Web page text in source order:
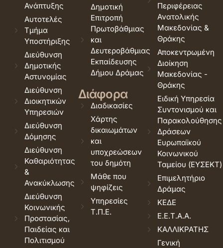
Ανάπτυξης
Αυτοτελές
Τμήμα
Υποστήριξης
Διεύθυνση
Δημοτικής
Αστυνομίας
Διεύθυνση
Διοικητικών
Υπηρεσιών
Διεύθυνση
Δόμησης
Διεύθυνση
Καθαριότητας
&
Ανακύκλωσης
Διεύθυνση
Κοινωνικής
Προστασίας,
Παιδείας και
Πολιτισμού
Δημοτική
Επιτροπή
Πρωτοβάθμιας
και
Δευτεροβάθμιας
Εκπαίδευσης
Δήμου Δράμας
Διάφορα
Διαδικασίες
Χάρτης
δικαιωμάτων
και
υποχρεώσεων
του δημότη
Μάθε που
ψηφίζεις
Υπηρεσίες
Τ.Π.Ε.
Περιφέρειας
Ανατολικής
Μακεδονίας &
Θράκης
Αποκεντρωμένη
Διοίκηση
Μακεδονίας -
Θράκης
Ειδική Υπηρεσία
Συντονισμού και
Παρακολούθησης
Δράσεων
Ευρωπαϊκού
Κοινωνικού
Ταμείου (ΕΥΣΕΚΤ)
Επιμελητήριο
Δράμας
ΚΕΔΕ
Ε.Ε.Τ.Α.Α.
ΚΑΛΛΙΚΡΑΤΗΣ
Γενική